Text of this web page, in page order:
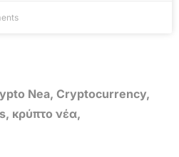
Nea, Cryptocurrency,
, κρύπτο νέα,